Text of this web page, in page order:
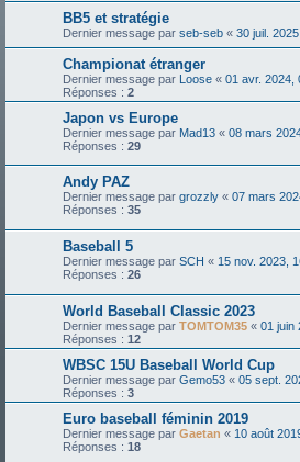
BB5 et stratégie
Dernier message par seb-seb « 30 juil.
Championat étranger
Dernier message par Loose « 01 avr. 2024,
Réponses : 2
Japon vs Europe
Dernier message par Mad13 « 08 mars
Réponses : 29
Andy PAZ
Dernier message par grozzly « 07 mars
Réponses : 35
Baseball 5
Dernier message par SCH « 15 nov. 2023,
Réponses : 26
World Baseball Classic 2023
Dernier message par TOMTOM35 « 01 juin
Réponses : 12
WBSC 15U Baseball World Cup
Dernier message par Gemo53 « 05 sept.
Réponses : 3
Euro baseball féminin 2019
Dernier message par Gaetan « 10 août
Réponses : 18